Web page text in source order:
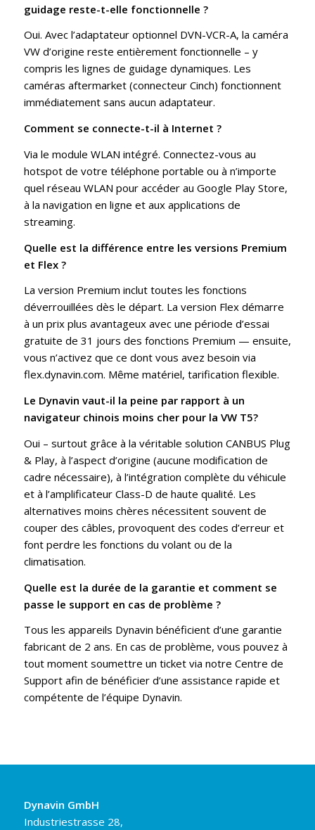
guidage reste-t-elle fonctionnelle ?
Oui. Avec l’adaptateur optionnel DVN-VCR-A, la caméra
VW d’origine reste entièrement fonctionnelle – y
compris les lignes de guidage dynamiques. Les
caméras aftermarket (connecteur Cinch) fonctionnent
immédiatement sans aucun adaptateur.
Comment se connecte-t-il à Internet ?
Via le module WLAN intégré. Connectez-vous au
hotspot de votre téléphone portable ou à n’importe
quel réseau WLAN pour accéder au Google Play Store,
à la navigation en ligne et aux applications de
streaming.
Quelle est la différence entre les versions Premium
et Flex ?
La version Premium inclut toutes les fonctions
déverrouillées dès le départ. La version Flex démarre
à un prix plus avantageux avec une période d’essai
gratuite de 31 jours des fonctions Premium — ensuite,
vous n’activez que ce dont vous avez besoin via
flex.dynavin.com. Même matériel, tarification flexible.
Le Dynavin vaut-il la peine par rapport à un
navigateur chinois moins cher pour la VW T5?
Oui – surtout grâce à la véritable solution CANBUS Plug
& Play, à l’aspect d’origine (aucune modification de
cadre nécessaire), à l’intégration complète du véhicule
et à l’amplificateur Class-D de haute qualité. Les
alternatives moins chères nécessitent souvent de
couper des câbles, provoquent des codes d’erreur et
font perdre les fonctions du volant ou de la
climatisation.
Quelle est la durée de la garantie et comment se
passe le support en cas de problème ?
Tous les appareils Dynavin bénéficient d’une garantie
fabricant de 2 ans. En cas de problème, vous pouvez à
tout moment soumettre un ticket via notre Centre de
Support afin de bénéficier d’une assistance rapide et
compétente de l’équipe Dynavin.
Dynavin GmbH
Industriestrasse 28,